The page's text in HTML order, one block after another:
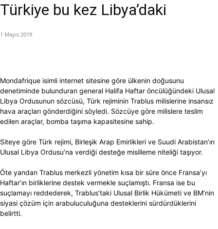
Türkiye bu kez Libya’daki
1 Mayıs 2019
Mondafrique isimli internet sitesine göre ülkenin doğusunu
denetiminde bulunduran general Halifa Haftar öncülüğündeki Ulusal
Libya Ordusunun sözcüsü, Türk rejiminin Trablus milislerine insansız
hava araçları gönderdiğini söyledi. Sözcüye göre milislere teslim
edilen araçlar, bomba taşıma kapasitesine sahip.
Siteye göre Türk rejimi, Birleşik Arap Emirlikleri ve Suudi Arabistan’ın
Ulusal Libya Ordusu’na verdiği desteğe misilleme niteliği taşıyor.
Öte yandan Trablus merkezli yönetim kısa bir süre önce Fransa’yı
Haftar’ın birliklerine destek vermekle suçlamıştı. Fransa ise bu
suçlamayı reddederek, Trablus’taki Ulusal Birlik Hükümeti ve BM’nin
siyasi çözüm için arabuluculuğuna desteklerini sürdürdüklerini
belirtti.